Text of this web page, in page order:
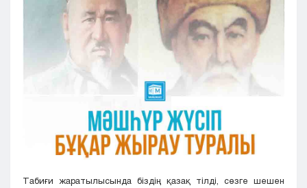
Петропавловск
Талдыкорган
Усть-Каменогорск
Табиғи жаратылысында біздің қазақ тілді, сөзге шешен